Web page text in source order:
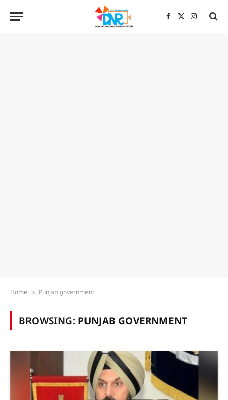
Facebook
X
Home » Punjab government
BROWSING: PUNJAB GOVERNMENT